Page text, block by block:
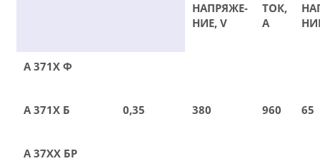
НАПРЯЖЕ-
НИЕ, V
ТОК,
А
А 371Х Ф
0,35 380 960 65
А 371Х Б
А 37ХХ БР